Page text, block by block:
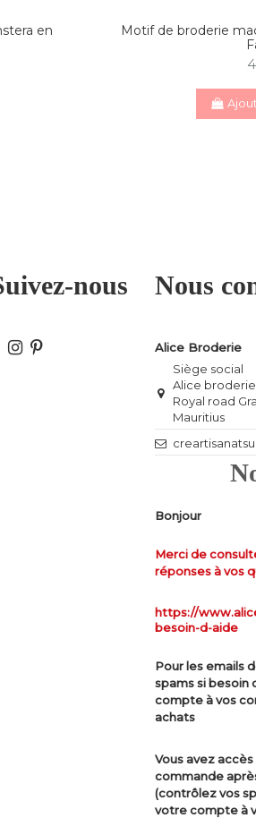
en
Motif de broderie
Nous
Alice Broderie
Siège social
Alice broderie
Royal road
Mauritius
Nous
Bonjour
Merci de
réponses à vos
https://
besoin-d-aide
Pour les emails
spams si besoin
compte à vos
achats
Vous avez
commande
(contrôlez vos
votre compte à
nous